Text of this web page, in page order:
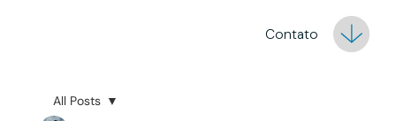
Contato
All Posts